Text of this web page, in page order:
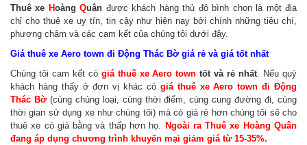
Thuê xe HoàngQuân được khách hàng thủ đô bình chọn là một địa
chỉ cho thuê xe uy tín, tin cậy như hiện nay bởi chính những tiêu chí,
phương châm và các cam kết của chúng tôi dưới đây.
Giá thuê xe Aero town đi Động Thác Bờ giá rẻ và giá tốt nhất
Chúng tôi cam kết có giá thuê xe Aero town tốt và rẻ nhất. Nếu quý
khách hàng thấy ở đơn vị khác có giá thuê xe Aero town đi Động
Thác Bờ(cùng chủng loại, cùng thời điểm, cùng cung đường đi, cùng
thời gian sử dụng xe như chúng tôi) mà có giá rẻ hơn chúng tôi sẽ cho
thuê xe có giá bằng và thấp hơn họ. Ngoài ra Thuê xe Hoàng Quân
đang áp dụng chương trình khuyến mại giảm giá từ 15-35%.